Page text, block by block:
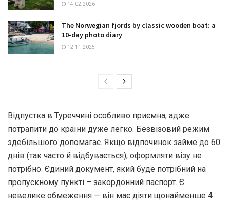
14.02.2026
The Norwegian fjords by classic wooden boat: a
10-day photo diary
12.11.2025
Відпустка в Туреччині особливо приємна, адже
потрапити до країни дуже легко. Безвізовий режим
здебільшого допомагає. Якщо відпочинок займе до 60
днів (так часто й відбувається), оформляти візу не
потрібно. Єдиний документ, який буде потрібний на
пропускному пункті – закордонний паспорт. Є
невелике обмеження — він має діяти щонайменше 4